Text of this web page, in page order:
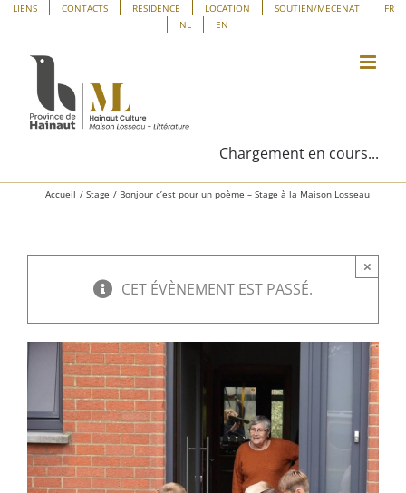
Panneau de gestion des cookies
Passer
contenu
LIENS CONTACTS RESIDENCE LOCATION SOUTIEN/MECENAT
FR
NL
EN
Chargement en cours...
Accueil Stage Bonjour c’est pour un poème – Stage à la Maison Losseau
CET ÉVÈNEMENT EST PASSÉ.
×